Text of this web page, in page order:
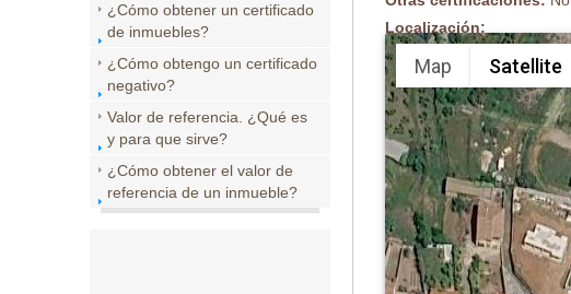
Localización:
Map Satellite
¿Cómo obtener un certificado
de inmuebles?
¿Cómo obtengo un certificado
negativo?
Valor de referencia. ¿Qué es
y para que sirve?
¿Cómo obtener el valor de
referencia de un inmueble?